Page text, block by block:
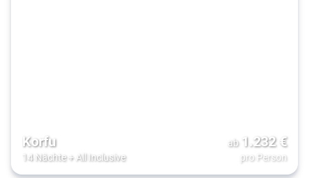
Korfu
14 Nächte+ All Inclusive
ab 1.232€
pro Person